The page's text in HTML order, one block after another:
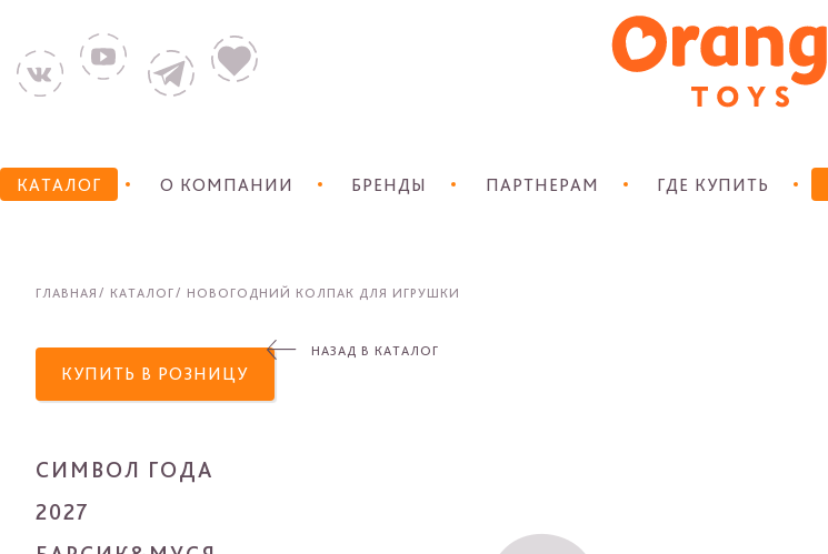
КАТАЛОГ О КОМПАНИИ БРЕНДЫ ПАРТНЕРАМ ГДЕ КУПИТЬ
ГЛАВНАЯ КАТАЛОГ НОВОГОДНИЙ КОЛПАК ДЛЯ ИГРУШКИ
КУПИТЬ В РОЗНИЦУ
СИМВОЛ ГОДА
2027
НАЗАД В КАТАЛОГ